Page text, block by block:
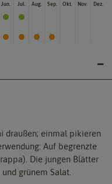
Jun. Jul. Aug. Sep. Okt. Nov. Dez.
draußen; einmal pikieren
Auf begrenzte
Die jungen Blätter
grünem Salat.